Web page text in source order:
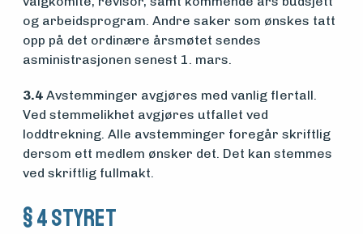
og arbeidsprogram. Andre saker som ønskes tatt
opp på det ordinære årsmøtet sendes
asministrasjonen senest 1. mars.
3.4 Avstemminger avgjøres med vanlig flertall.
Ved stemmelikhet avgjøres utfallet ved
loddtrekning. Alle avstemminger foregår skriftlig
dersom ett medlem ønsker det. Det kan stemmes
ved skriftlig fullmakt.
§ 4 Styret